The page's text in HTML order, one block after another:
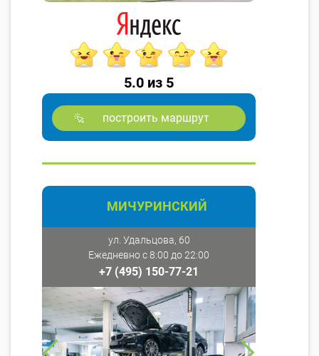
5.0 из 5
построить маршрут
МИЧУРИНСКИЙ
ул. Удальцова, 60
Ежедневно с 8:00 до 22:00
+7 (495) 150-77-21